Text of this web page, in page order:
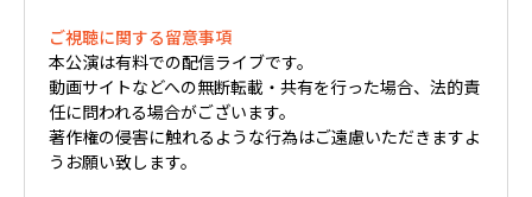
ご視聴に関する留意事項
本公演は有料での配信ライブです。
動画サイトなどへの無断転載・共有を行った場合、法的責
任に問われる場合がございます。
著作権の侵害に触れるような行為はご遠慮いただきますよ
うお願い致します。